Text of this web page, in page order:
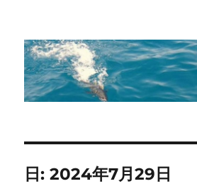
ing STAFF blog
日:2024年7月29日